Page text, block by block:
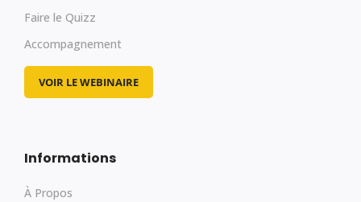
Faire le Quizz
Accompagnement
VOIR LE WEBINAIRE
Informations
À Propos